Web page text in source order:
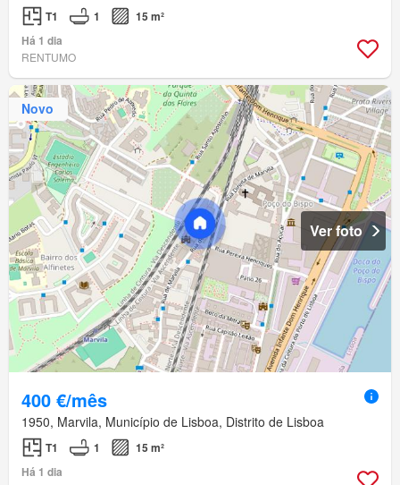
T1 1
15 m²
Há 1 dia
RENTUMO
Novo
Ver foto
400 €/mês
1950, Marvila, Município de Lisboa, Distrito de Lisboa
T1 1
15 m²
Há 1 dia